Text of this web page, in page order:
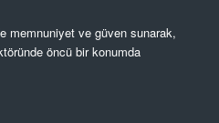
memnuniyet ve güven sunarak,
öncü bir konumda